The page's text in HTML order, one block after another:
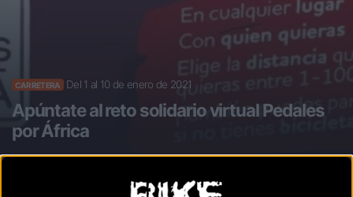
CARRETERA Del 1 al 10 de enero de 2021
Apúntate al reto solidario virtual Pedales
por África